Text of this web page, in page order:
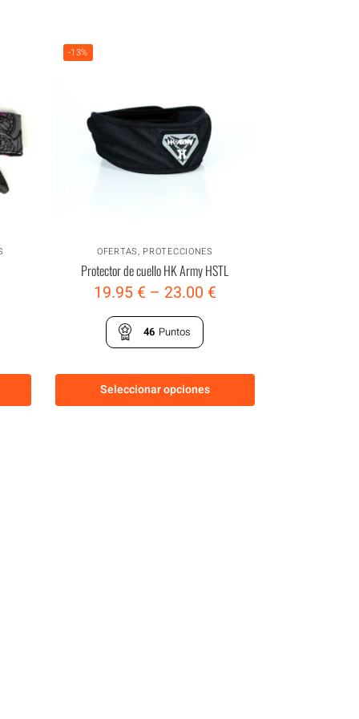
-13%
OFERTAS, PROTECCIONES
Protector de cuello HK Army HSTL
19.95 € – 23.00 €
46 Puntos
Seleccionar opciones